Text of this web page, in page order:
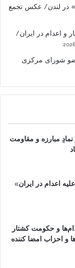
در لندن/ عکس تجمع
و اعدام در ایران/
عضو شورای مرکزی
مبارزه و مقاومت
اعدام در ایران»
و حکومت کشتار
و احزاب امضا کننده